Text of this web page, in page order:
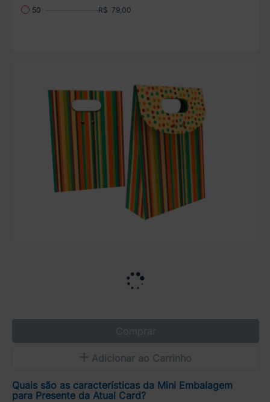
50 R$ 79,00
Comprar
Adicionar ao Carrinho
Quais são as características da Mini Embalagem
para Presente da Atual Card?